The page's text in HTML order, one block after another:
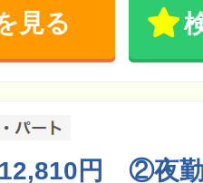
見る
円 ②夜